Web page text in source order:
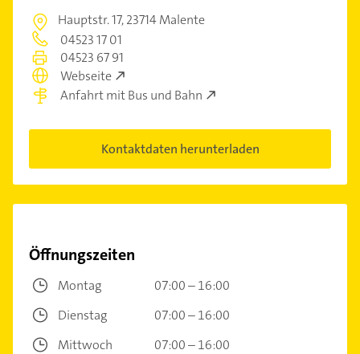
Hauptstr. 17,23714 Malente
04523 17 01
04523 67 91
Webseite
Anfahrt mit Bus und Bahn
Kontaktdaten herunterladen
Öffnungszeiten
Montag
07:00 – 16:00
Dienstag
07:00 – 16:00
Mittwoch
07:00 – 16:00